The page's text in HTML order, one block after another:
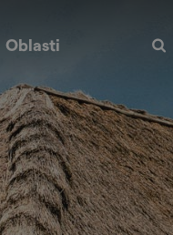
Oblasti